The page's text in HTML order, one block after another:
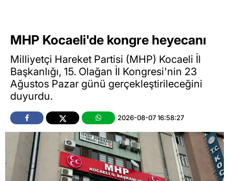
MHP Kocaeli'de kongre heyecanı
Milliyetçi Hareket Partisi (MHP) Kocaeli İl
Başkanlığı, 15. Olağan İl Kongresi'nin 23
Ağustos Pazar günü gerçekleştirileceğini
duyurdu.
2026-08-07 16:58:27